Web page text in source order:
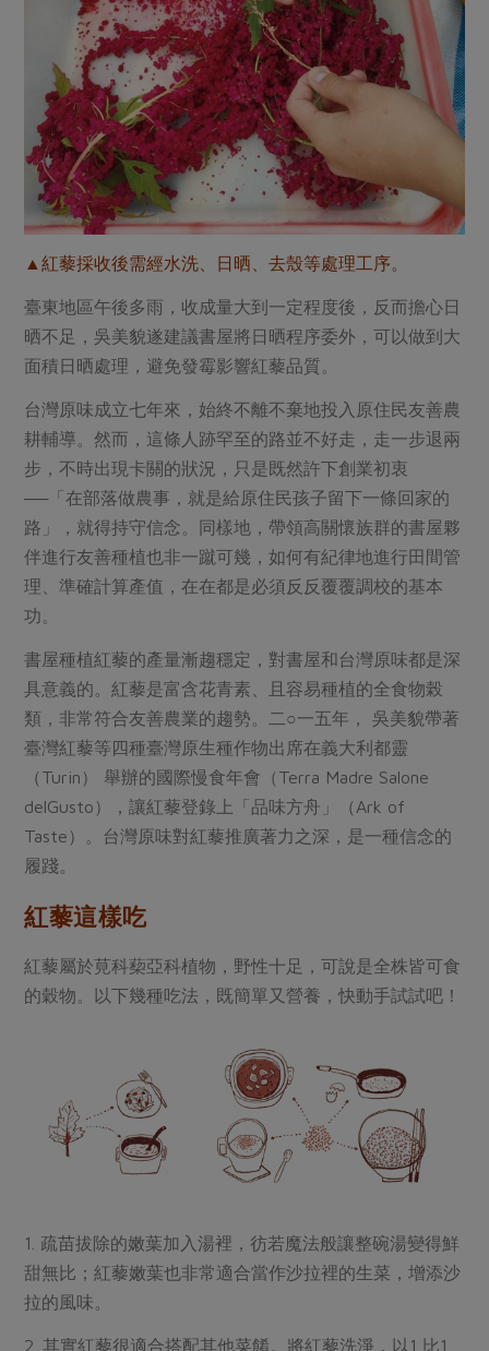
▲紅藜採收後需經水洗、日晒、去殼等處理工序。
臺東地區午後多雨，收成量大到一定程度後，反而擔心日
晒不足，吳美貌遂建議書屋將日晒程序委外，可以做到大
面積日晒處理，避免發霉影響紅藜品質。
台灣原味成立七年來，始終不離不棄地投入原住民友善農
耕輔導。然而，這條人跡罕至的路並不好走，走一步退兩
步，不時出現卡關的狀況，只是既然許下創業初衷
──「在部落做農事，就是給原住民孩子留下一條回家的
路」，就得持守信念。同樣地，帶領高關懷族群的書屋夥
伴進行友善種植也非一蹴可幾，如何有紀律地進行田間管
理、準確計算產值，在在都是必須反反覆覆調校的基本
功。
書屋種植紅藜的產量漸趨穩定，對書屋和台灣原味都是深
具意義的。紅藜是富含花青素、且容易種植的全食物榖
類，非常符合友善農業的趨勢。二○一五年， 吳美貌帶著
臺灣紅藜等四種臺灣原生種作物出席在義大利都靈
（Turin） 舉辦的國際慢食年會（Terra Madre Salone
delGusto），讓紅藜登錄上「品味方舟」（Ark of
Taste）。台灣原味對紅藜推廣著力之深，是一種信念的
履踐。
紅藜這樣吃
紅藜屬於莧科蔾亞科植物，野性十足，可說是全株皆可食
的穀物。以下幾種吃法，既簡單又營養，快動手試試吧！
1. 疏苗拔除的嫩葉加入湯裡，彷若魔法般讓整碗湯變得鮮
甜無比；紅藜嫩葉也非常適合當作沙拉裡的生菜，增添沙
拉的風味。
2. 其實紅藜很適合搭配其他菜餚。將紅藜洗淨，以1 比1